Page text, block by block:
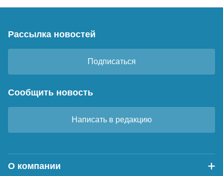
Рассылка новостей
Подписаться
Сообщить новость
Написать в редакцию
О компании